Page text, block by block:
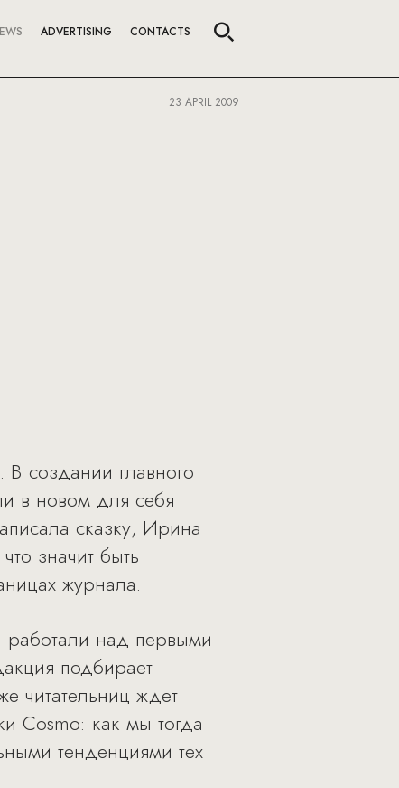
ADVERTISING CONTACTS
23 APRIL 2009
создании главного
в новом для себя
сказку, Ирина
значит быть
журнала.
работали над первыми
подбирает
читательниц ждет
Cosmo: как мы тогда
тенденциями тех